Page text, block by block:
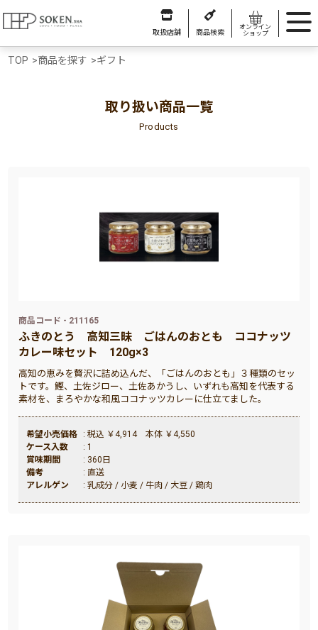
取扱店舗 商品検索
オンライン
ショップ
TOP >商品を探す >ギフト
取り扱い商品一覧
Products
商品コード - 211165
ふきのとう 高知三昧 ごはんのおとも ココナッツ
カレー味セット 120g×3
高知の恵みを贅沢に詰め込んだ、「ごはんのおとも」３種類のセッ
トです。鰹、土佐ジロー、土佐あかうし、いずれも高知を代表する
素材を、まろやかな和風ココナッツカレーに仕立てました。
希望小売価格
: 税込 ￥4,914 本体 ￥4,550
ケース入数
: 1
賞味期間
: 360日
備考
: 直送
アレルゲン
: 乳成分 / 小麦 / 牛肉 / 大豆 / 鶏肉